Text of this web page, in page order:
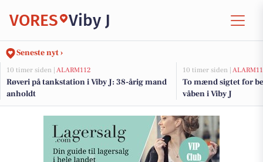
VORES Viby J
Seneste nyt ›
10 timer siden | ALARM112
Røveri på tankstation i Viby J: 38-årig mand
anholdt
10 timer siden |
To mænd sigtet for
våben i Viby J